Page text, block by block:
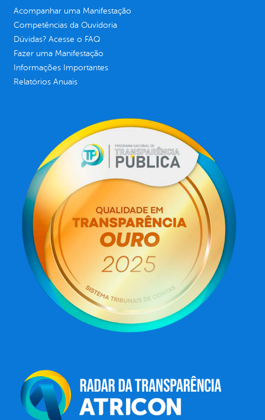
Acompanhar uma Manifestação
Competências da Ouvidoria
Dúvidas? Acesse o FAQ
Fazer uma Manifestação
Informações Importantes
Relatórios Anuais